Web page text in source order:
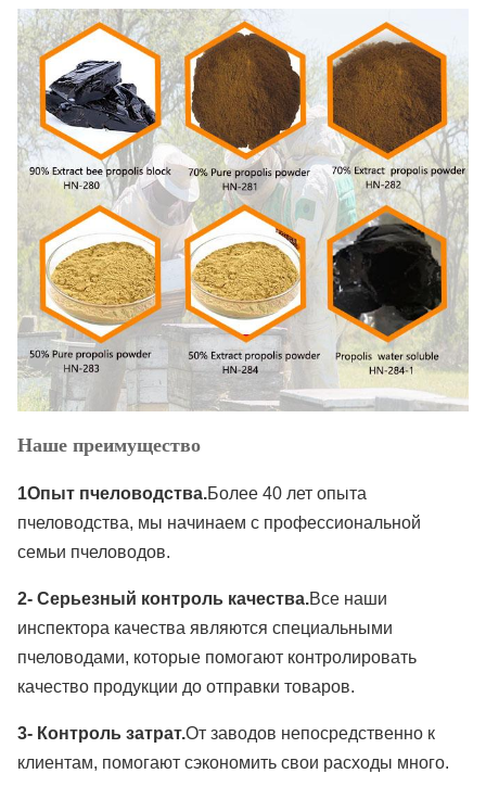
Наше преимущество
1Опыт пчеловодства.Более 40 лет опыта
пчеловодства, мы начинаем с профессиональной
семьи пчеловодов.
2- Серьезный контроль качества.Все наши
инспектора качества являются специальными
пчеловодами, которые помогают контролировать
качество продукции до отправки товаров.
3- Контроль затрат.От заводов непосредственно к
клиентам, помогают сэкономить свои расходы много.